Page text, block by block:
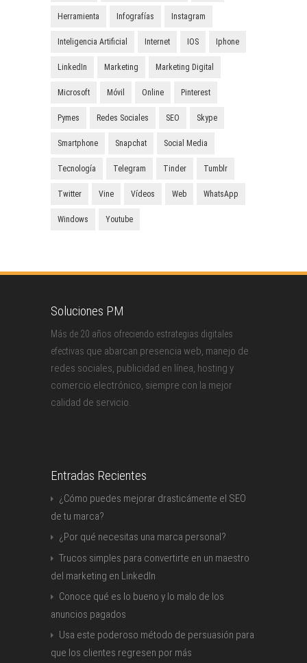
Herramienta Infografías Instagram
Inteligencia Artificial Internet IOS Iphone
LinkedIn Marketing Marketing Digital
Microsoft Móvil Online Pinterest
Pymes Redes Sociales SEO Skype
Smartphone Snapchat Social Media
Tecnología Telegram Tinder Tumblr
Twitter Vine Vídeos Web WhatsApp
Windows Youtube
Soluciones PM
Más de 20 años ofreciendo estrategias digitales
efectivas que abarcan presencia web, manejo de
redes sociales, publicidad en línea, hosting y
comercio electrónico, siempre con la mejor
calidad de servicio.
Entradas Recientes
¿Cómo puedes mejorar drasticámente el SEO
de tu marca?
¿Por qué necesitas una marca personal?
Trucos simples para convertirte en un maestro
del marketing en LinkedIn
Conoce qué es lo bueno y lo malo de los
anuncios pagados
Usa este poderoso método de persuasión para
que los clientes regresen por más